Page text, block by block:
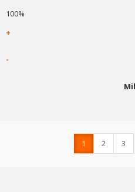
100%
+
-
1 2
3